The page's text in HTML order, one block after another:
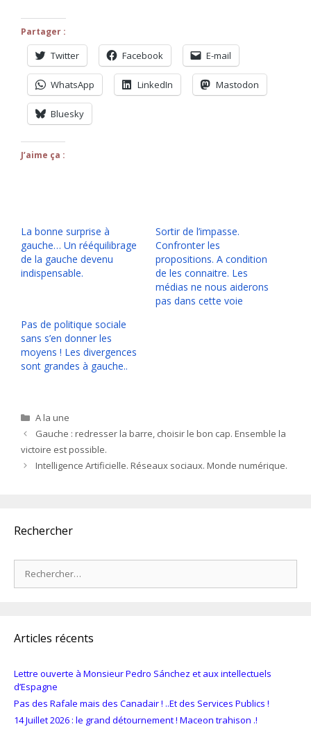
Partager :
Twitter Facebook E-mail
WhatsApp LinkedIn Mastodon
Bluesky
J’aime ça :
La bonne surprise à
gauche… Un rééquilibrage
de la gauche devenu
indispensable.
Sortir de l’impasse.
Confronter les
propositions. A condition
de les connaitre. Les
médias ne nous aiderons
pas dans cette voie
Pas de politique sociale
sans s’en donner les
moyens ! Les divergences
sont grandes à gauche..
Catégories
A la une
Gauche : redresser la barre, choisir le bon cap. Ensemble la
victoire est possible.
Intelligence Artificielle. Réseaux sociaux. Monde numérique.
Rechercher
Articles récents
Lettre ouverte à Monsieur Pedro Sánchez et aux intellectuels
d’Espagne
Pas des Rafale mais des Canadair ! ..Et des Services Publics !
14 Juillet 2026 : le grand détournement ! Maceon trahison .!